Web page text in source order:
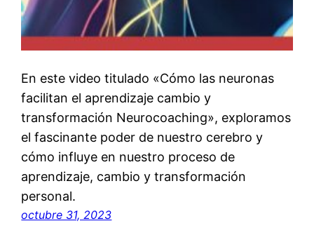
En este video titulado «Cómo las neuronas
facilitan el aprendizaje cambio y
transformación Neurocoaching», exploramos
el fascinante poder de nuestro cerebro y
cómo influye en nuestro proceso de
aprendizaje, cambio y transformación
personal.
octubre 31, 2023